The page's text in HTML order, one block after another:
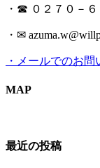
・☎ ０２７０－
・✉
・メールでのお問
MAP
最近の投稿